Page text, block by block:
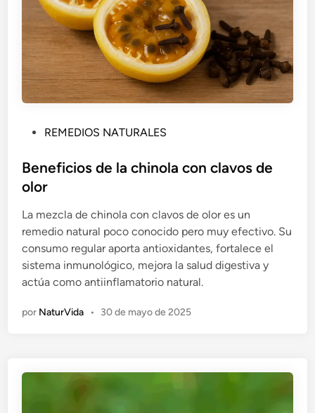
b
l
c
a
d
o
e
REMEDIOS NATURALES
Beneficios de la chinola con clavos de
olor
La mezcla de chinola con clavos de olor es un
remedio natural poco conocido pero muy efectivo. Su
consumo regular aporta antioxidantes, fortalece el
sistema inmunológico, mejora la salud digestiva y
actúa como antiinflamatorio natural.
por NaturVida • 30 de mayo de 2025